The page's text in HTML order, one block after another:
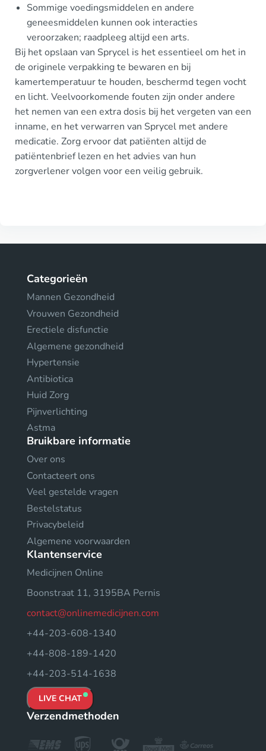
Sommige voedingsmiddelen en andere
geneesmiddelen kunnen ook interacties
veroorzaken; raadpleeg altijd een arts.
Bij het opslaan van Sprycel is het essentieel om het in
de originele verpakking te bewaren en bij
kamertemperatuur te houden, beschermd tegen vocht
en licht. Veelvoorkomende fouten zijn onder andere
het nemen van een extra dosis bij het vergeten van een
inname, en het verwarren van Sprycel met andere
medicatie. Zorg ervoor dat patiënten altijd de
patiëntenbrief lezen en het advies van hun
zorgverlener volgen voor een veilig gebruik.
Categorieën
Mannen Gezondheid
Vrouwen Gezondheid
Erectiele disfunctie
Algemene gezondheid
Hypertensie
Antibiotica
Huid Zorg
Pijnverlichting
Astma
Bruikbare informatie
Over ons
Contacteert ons
Veel gestelde vragen
Bestelstatus
Privacybeleid
Algemene voorwaarden
Klantenservice
Medicijnen Online
Boonstraat 11, 3195BA Pernis
contact@onlinemedicijnen.com
+44-203-608-1340
+44-808-189-1420
+44-203-514-1638
LIVE CHAT
Verzendmethoden